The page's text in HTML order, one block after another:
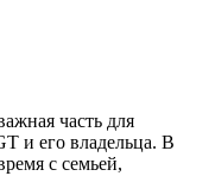
часть для
и его владельца. В
с семьей,